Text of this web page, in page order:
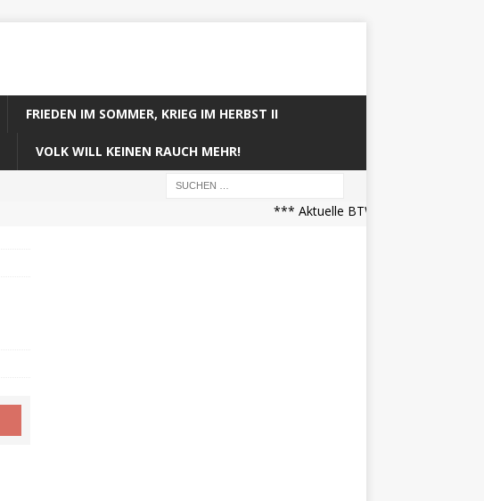
FRIEDEN IM SOMMER, KRIEG IM HERBST II
VOLK WILL KEINEN RAUCH MEHR!
*** Aktuelle BTW21 Prognose